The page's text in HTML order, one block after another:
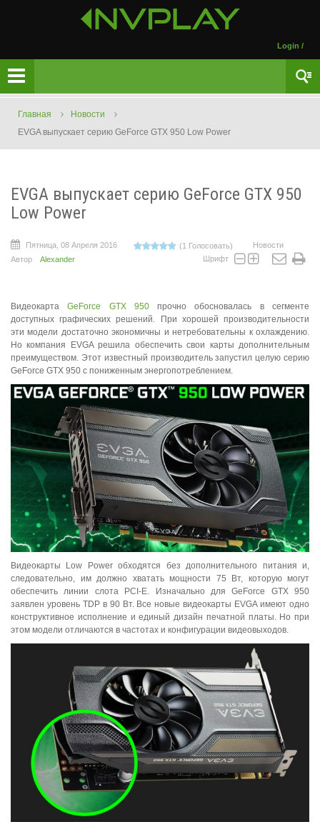
Login /
Главная
Новости
EVGA выпускает серию GeForce GTX 950 Low Power
EVGA выпускает серию GeForce GTX 950
Low Power
Пятница, 08 Апреля 2016 (1 Голосовать)
Новости
Автор
Alexander Шрифт
ВидеокартаGeForce GTX 950прочно обосновалась в сегменте
доступных графических решений. При хорошей производительности
эти модели достаточно экономичны и нетребовательны к охлаждению.
Но компания EVGA решила обеспечить свои карты дополнительным
преимуществом. Этот известный производитель запустил целую серию
GeForce GTX 950 с пониженным энергопотреблением.
Видеокарты Low Power обходятся без дополнительного питания и,
следовательно, им должно хватать мощности 75 Вт, которую могут
обеспечить линии слота PCI-E. Изначально для GeForce GTX 950
заявлен уровень TDP в 90 Вт. Все новые видеокарты EVGA имеют одно
конструктивное исполнение и единый дизайн печатной платы. Но при
этом модели отличаются в частотах и конфигурации видеовыходов.